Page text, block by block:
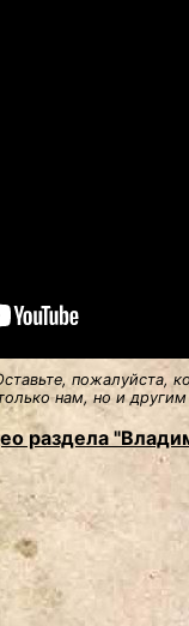
пожалуйста,
нам, но и другим
раздела